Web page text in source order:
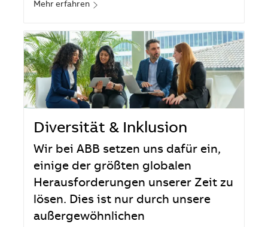
Mehr erfahren
Diversität & Inklusion
Wir bei ABB setzen uns dafür ein,
einige der größten globalen
Herausforderungen unserer Zeit zu
lösen. Dies ist nur durch unsere
außergewöhnlichen